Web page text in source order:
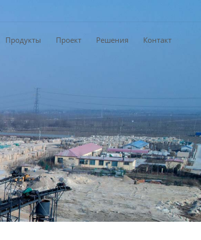
Продукты Проект Решения Контакт